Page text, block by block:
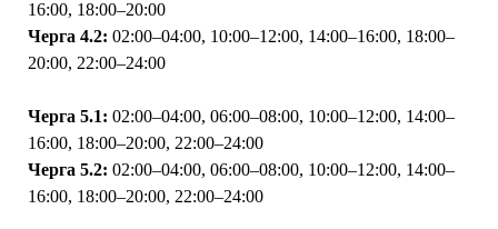
16:00, 18:00–20:00
Черга 4.2: 02:00–04:00, 10:00–12:00, 14:00–16:00, 18:00–
20:00, 22:00–24:00
Черга 5.1: 02:00–04:00, 06:00–08:00, 10:00–12:00, 14:00–
16:00, 18:00–20:00, 22:00–24:00
Черга 5.2: 02:00–04:00, 06:00–08:00, 10:00–12:00, 14:00–
16:00, 18:00–20:00, 22:00–24:00